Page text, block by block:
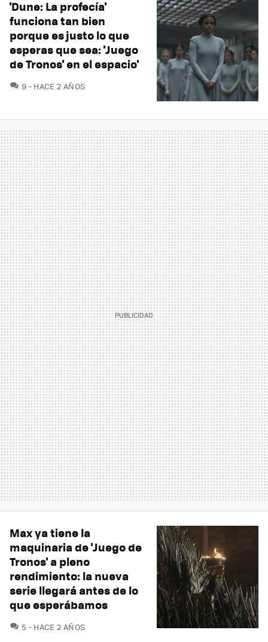
'Dune: La profecía'
funciona tan bien
porque es justo lo que
esperas que sea: 'Juego
de Tronos' en el espacio'
9 COMENTARIOS
HACE 2 AÑOS
Max ya tiene la
maquinaria de 'Juego de
Tronos' a pleno
rendimiento: la nueva
serie llegará antes de lo
que esperábamos
5 COMENTARIOS
HACE 2 AÑOS